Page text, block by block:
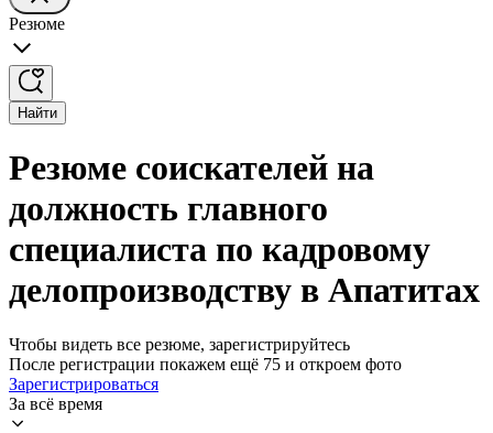
Резюме
Найти
Резюме соискателей на
должность главного
специалиста по кадровому
делопроизводству в Апатитах
Чтобы видеть все резюме, зарегистрируйтесь
После регистрации покажем ещё 75 и откроем фото
Зарегистрироваться
За всё время